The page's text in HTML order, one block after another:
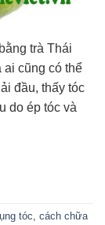
trà Thái
ai cũng có thể
đầu, thấy tóc
do ép tóc và
tóc, cách chữa